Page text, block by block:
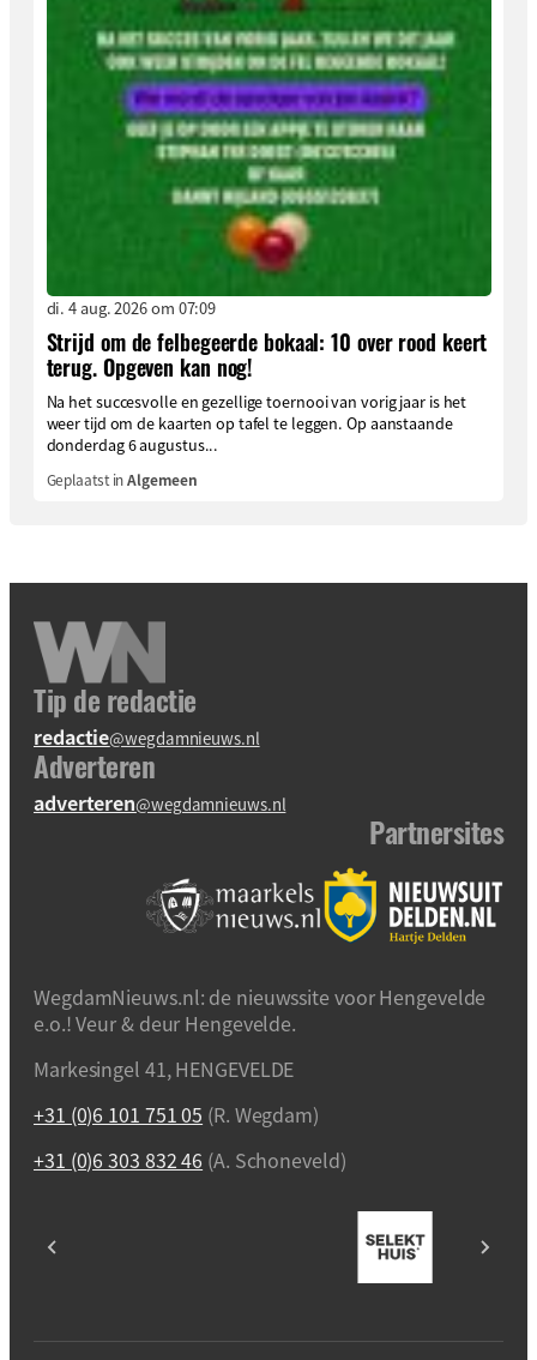
di. 4 aug. 2026 om 07:09
Strijd om de felbegeerde bokaal: 10 over rood keert
terug. Opgeven kan nog!
Na het succesvolle en gezellige toernooi van vorig jaar is het
weer tijd om de kaarten op tafel te leggen. Op aanstaande
donderdag 6 augustus...
Geplaatst inAlgemeen
Tip de redactie
redactie@wegdamnieuws.nl
Adverteren
adverteren@wegdamnieuws.nl
Partnersites
WegdamNieuws.nl: de nieuwssite voor Hengevelde
e.o.! Veur & deur Hengevelde.
Markesingel 41, HENGEVELDE
+31 (0)6 101 751 05 (R. Wegdam)
+31 (0)6 303 832 46 (A. Schoneveld)